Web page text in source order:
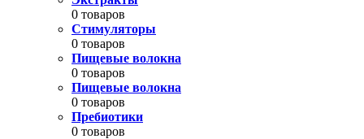
0 товаров
Стимуляторы
0 товаров
Пищевые волокна
0 товаров
Пищевые волокна
0 товаров
Пребиотики
0 товаров